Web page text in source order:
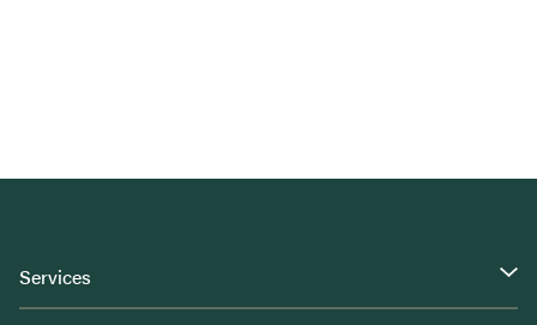
Services